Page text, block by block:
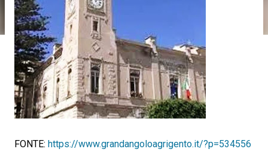
FONTE: https://www.grandangoloagrigento.it/?p=534556